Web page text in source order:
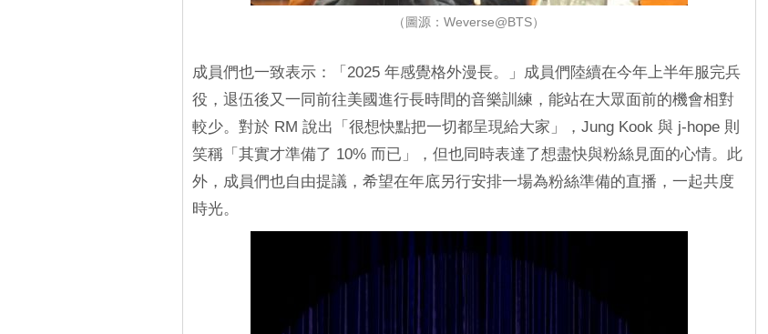
（圖源：Weverse@BTS）
成員們也一致表示：「2025 年感覺格外漫長。」成員們陸續在今年上半年服完兵
役，退伍後又一同前往美國進行長時間的音樂訓練，能站在大眾面前的機會相對
較少。對於 RM 說出「很想快點把一切都呈現給大家」，Jung Kook 與 j-hope 則
笑稱「其實才準備了 10% 而已」，但也同時表達了想盡快與粉絲見面的心情。此
外，成員們也自由提議，希望在年底另行安排一場為粉絲準備的直播，一起共度
時光。